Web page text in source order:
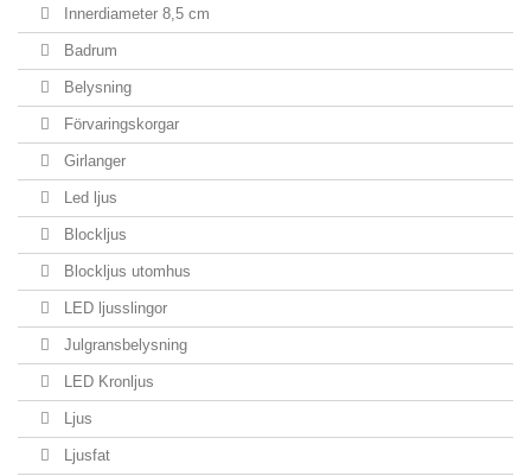
Innerdiameter 8,5 cm
Badrum
Belysning
Förvaringskorgar
Girlanger
Led ljus
Blockljus
Blockljus utomhus
LED ljusslingor
Julgransbelysning
LED Kronljus
Ljus
Ljusfat